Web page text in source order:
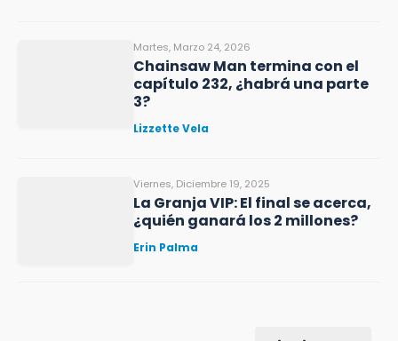
Martes, Marzo 24, 2026
Chainsaw Man termina con el
capítulo 232, ¿habrá una parte
3?
Lizzette Vela
Viernes, Diciembre 19, 2025
La Granja VIP: El final se acerca,
¿quién ganará los 2 millones?
Erin Palma